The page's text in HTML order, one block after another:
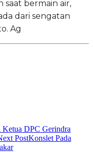
saat bermain air,
dari sengatan
Ag
DPC Gerindra
PostKonslet Pada